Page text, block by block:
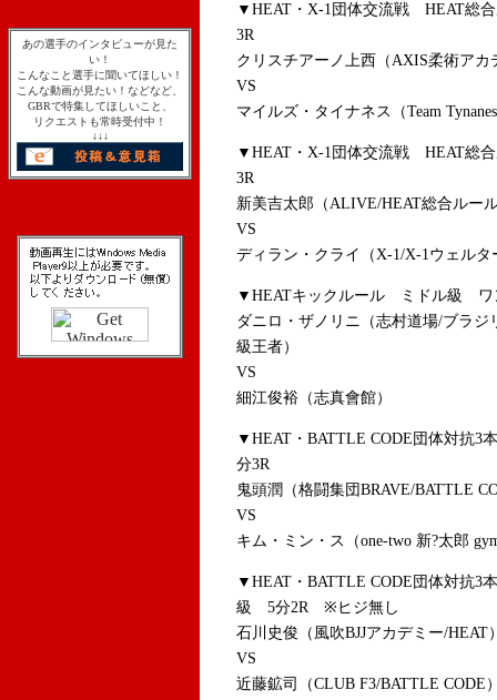
あの選手のインタビューが見た
い！
こんなこと選手に聞いてほしい！
こんな動画が見たい！などなど、
GBRで特集してほしいこと、
リクエストも常時受付中！
↓↓↓
▼HEAT・X-1団体交流戦 HEAT総
3R
クリスチアーノ上西（AXIS柔術アカ
VS
マイルズ・タイナネス（Team
▼HEAT・X-1団体交流戦 HEAT
3R
新美吉太郎（ALIVE/HEAT総合ルー
VS
ディラン・クライ（X-1/X-1ウェルタ
▼HEATキックルール ミドル級 ワ
ダニロ・ザノリニ（志村道場/ブラ
級王者）
VS
細江俊裕（志真會館）
▼HEAT・BATTLE CODE団体対
分3R
鬼頭潤（格闘集団BRAVE/BATTLE
VS
キム・ミン・ス（one-two 新?太郎
▼HEAT・BATTLE CODE団体対抗
級 5分2R ※ヒジ無し
石川史俊（風吹BJJアカデミー/HEAT
VS
近藤鉱司（CLUB F3/BATTLE CODE